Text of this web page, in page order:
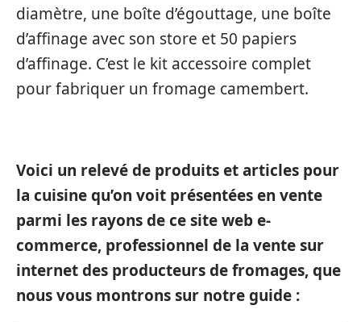
diamètre, une boîte d’égouttage, une boîte
d’affinage avec son store et 50 papiers
d’affinage. C’est le kit accessoire complet
pour fabriquer un fromage camembert.
Voici un relevé de produits et articles pour
la cuisine qu’on voit présentées en vente
parmi les rayons de ce site web e-
commerce, professionnel de la vente sur
internet des producteurs de fromages, que
nous vous montrons sur notre guide :